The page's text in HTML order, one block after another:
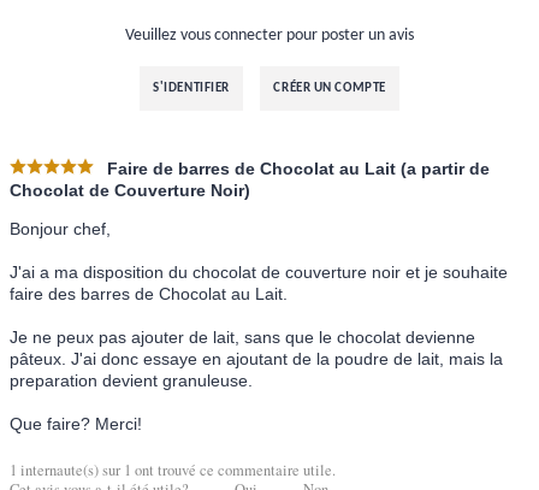
Veuillez vous connecter pour poster un avis
S'IDENTIFIER CRÉER UN COMPTE
Faire de barres de Chocolat au Lait (a partir de
Chocolat de Couverture Noir)
Bonjour chef,
J'ai a ma disposition du chocolat de couverture noir et je souhaite
faire des barres de Chocolat au Lait.
Je ne peux pas ajouter de lait, sans que le chocolat devienne
pâteux. J'ai donc essaye en ajoutant de la poudre de lait, mais la
preparation devient granuleuse.
Que faire? Merci!
1 internaute(s) sur 1 ont trouvé ce commentaire utile.